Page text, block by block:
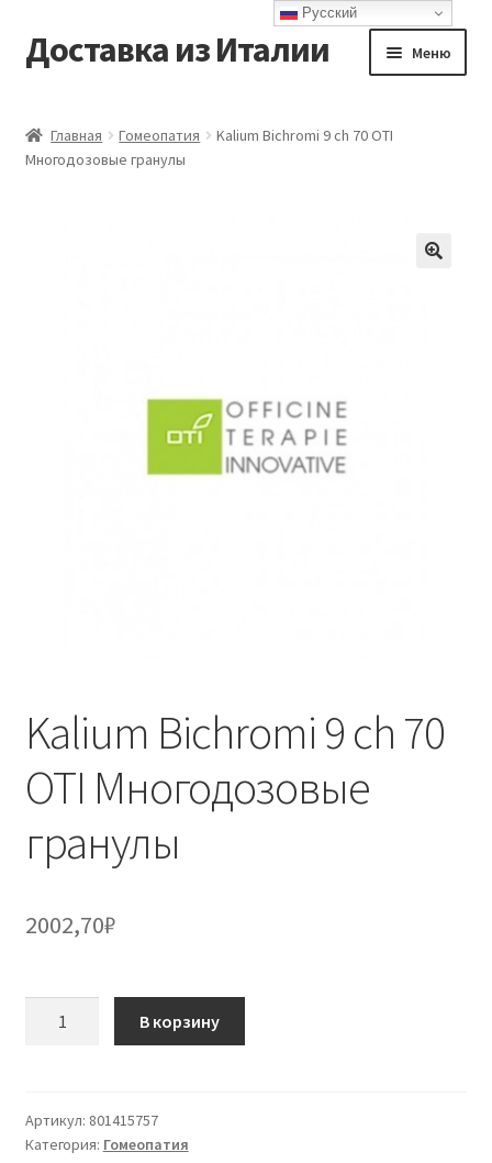
Перейти
к
Перейти
к
Доставка из Италии Меню
Доставка
Оформление заказа
Главная Гомеопатия
Kalium Bichromi 9 ch 70 OTI
Многодозовые гранулы
Kalium Bichromi 9 ch 70
OTI Многодозовые
гранулы
2002,70₽
9
ch
В корзину
Артикул: 801415757
Категория: Гомеопатия
Русский